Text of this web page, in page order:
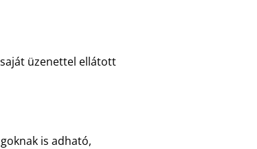
Ft.üzenettel ellátott
is adható,